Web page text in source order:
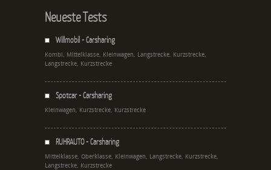
Neueste Tests
Willmobil - Carsharing
Kombi, Mittelklasse, Kleinwagen, Langstrecke, Kurzstrecke,
Langstrecke, Kurzstrecke
Spotcar - Carsharing
Kleinwagen, Kurzstrecke, Kurzstrecke
RUHRAUTO - Carsharing
Mittelklasse, Oberklasse, Kleinwagen, Langstrecke, Kurzstrecke,
Langstrecke, Kurzstrecke